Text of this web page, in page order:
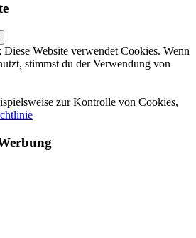
Website verwendet Cookies. Wenn
stimmst du der Verwendung von
zur Kontrolle von Cookies,